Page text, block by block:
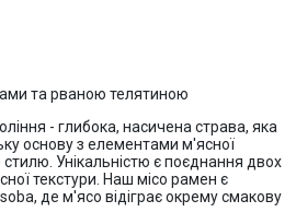
та рваною телятиною
- глибока, насичена страва, яка
основу з елементами м'ясної
стилю. Унікальністю є поєднання двох
текстури. Наш місо рамен є
де м'ясо відіграє окрему смакову